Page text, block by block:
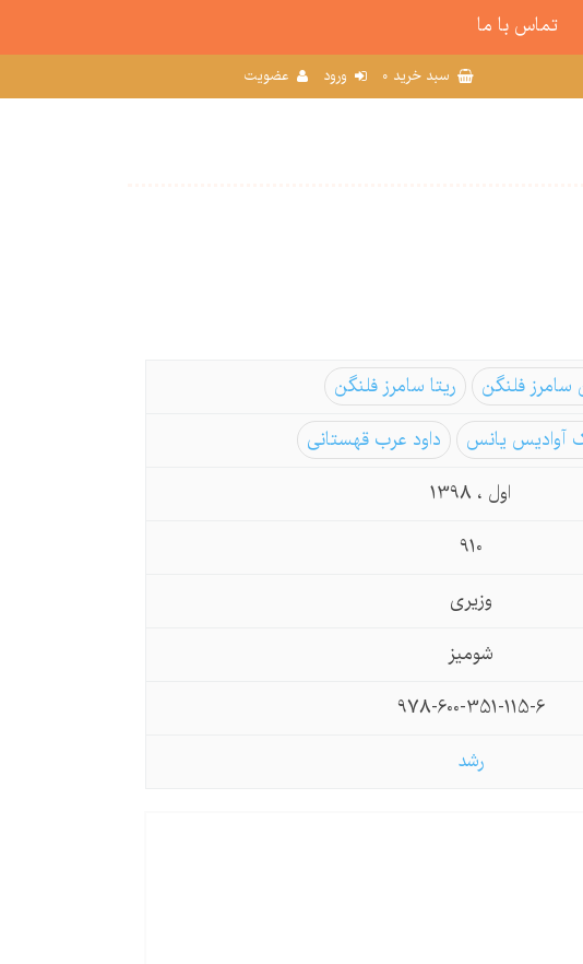
تماس با ما
سبد خرید 0 ورود عضویت
سامرز فلنگن
ریتا سامرز فلنگن
آوادیس یانس
داود عرب قهستانی
اول ، 1398
910
وزیری
شومیز
978-600-351-115-6
رشد